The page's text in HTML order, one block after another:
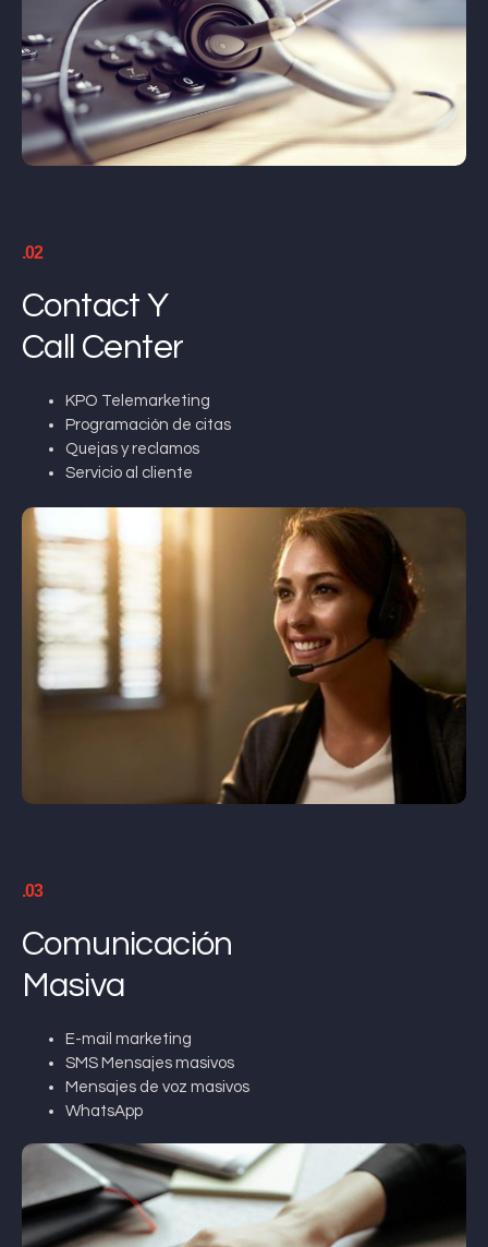
.02
Contact Y
Call Center
KPO Telemarketing
Programación de citas
Quejas y reclamos
Servicio al cliente
.03
Comunicación
Masiva
E-mail marketing
SMS Mensajes masivos
Mensajes de voz masivos
WhatsApp